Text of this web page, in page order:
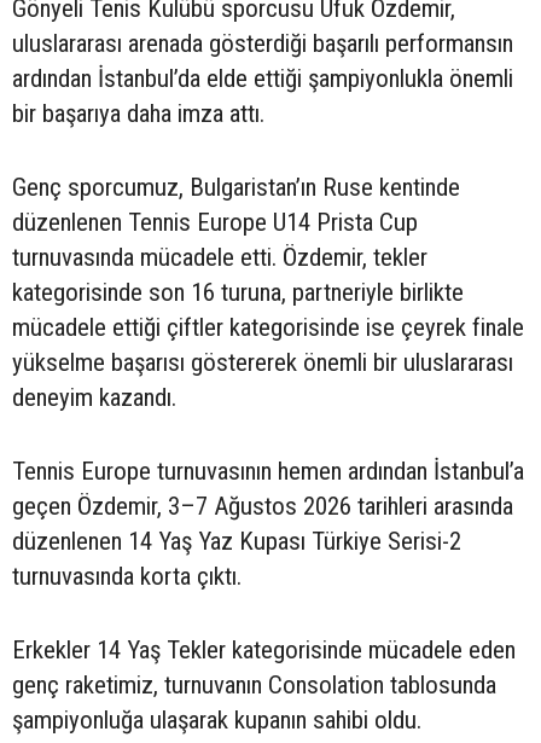
Gönyeli Tenis Kulübü sporcusu Ufuk Özdemir,
uluslararası arenada gösterdiği başarılı performansın
ardından İstanbul’da elde ettiği şampiyonlukla önemli
bir başarıya daha imza attı.
Genç sporcumuz, Bulgaristan’ın Ruse kentinde
düzenlenen Tennis Europe U14 Prista Cup
turnuvasında mücadele etti. Özdemir, tekler
kategorisinde son 16 turuna, partneriyle birlikte
mücadele ettiği çiftler kategorisinde ise çeyrek finale
yükselme başarısı göstererek önemli bir uluslararası
deneyim kazandı.
Tennis Europe turnuvasının hemen ardından İstanbul’a
geçen Özdemir, 3–7 Ağustos 2026 tarihleri arasında
düzenlenen 14 Yaş Yaz Kupası Türkiye Serisi-2
turnuvasında korta çıktı.
Erkekler 14 Yaş Tekler kategorisinde mücadele eden
genç raketimiz, turnuvanın Consolation tablosunda
şampiyonluğa ulaşarak kupanın sahibi oldu.